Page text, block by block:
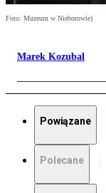
Foto: Muzeum w Nieborowie)
Marek Kozubal
Powiązane
Polecane